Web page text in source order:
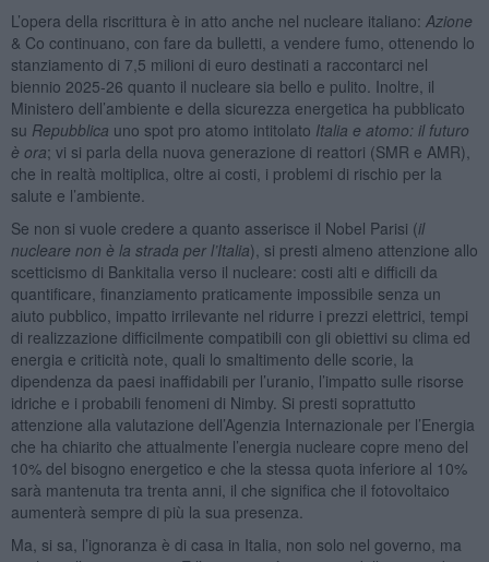
L’opera della riscrittura è in atto anche nel nucleare italiano: Azione
& Co continuano, con fare da bulletti, a vendere fumo, ottenendo lo
stanziamento di 7,5 milioni di euro destinati a raccontarci nel
biennio 2025-26 quanto il nucleare sia bello e pulito. Inoltre, il
Ministero dell’ambiente e della sicurezza energetica ha pubblicato
su Repubblica uno spot pro atomo intitolato Italia e atomo: il futuro
è ora; vi si parla della nuova generazione di reattori (SMR e AMR),
che in realtà moltiplica, oltre ai costi, i problemi di rischio per la
salute e l’ambiente.
Se non si vuole credere a quanto asserisce il Nobel Parisi (il
nucleare non è la strada per l’Italia), si presti almeno attenzione allo
scetticismo di Bankitalia verso il nucleare: costi alti e difficili da
quantificare, finanziamento praticamente impossibile senza un
aiuto pubblico, impatto irrilevante nel ridurre i prezzi elettrici, tempi
di realizzazione difficilmente compatibili con gli obiettivi su clima ed
energia e criticità note, quali lo smaltimento delle scorie, la
dipendenza da paesi inaffidabili per l’uranio, l’impatto sulle risorse
idriche e i probabili fenomeni di Nimby. Si presti soprattutto
attenzione alla valutazione dell’Agenzia Internazionale per l’Energia
che ha chiarito che attualmente l’energia nucleare copre meno del
10% del bisogno energetico e che la stessa quota inferiore al 10%
sarà mantenuta tra trenta anni, il che significa che il fotovoltaico
aumenterà sempre di più la sua presenza.
Ma, si sa, l’ignoranza è di casa in Italia, non solo nel governo, ma